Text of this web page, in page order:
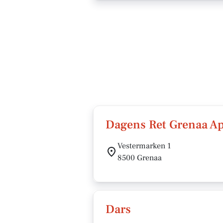
Dagens Ret Grenaa
Vestermarken 1
8500 Grenaa
Dars